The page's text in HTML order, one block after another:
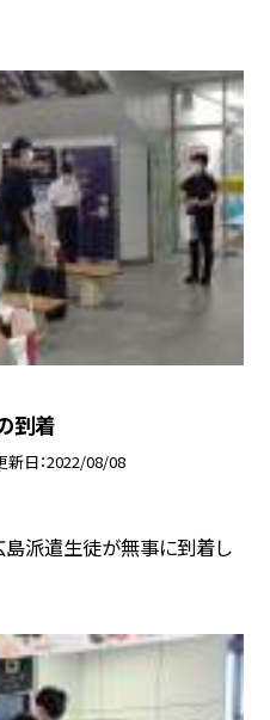
到着
新日 2022/08/08
広島派遣生徒が無事に到着し